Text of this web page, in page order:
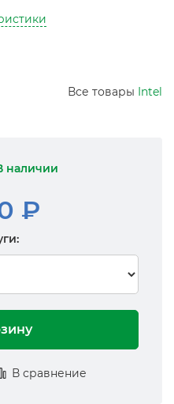
Все товары Intel
наличии
₽
В сравнение